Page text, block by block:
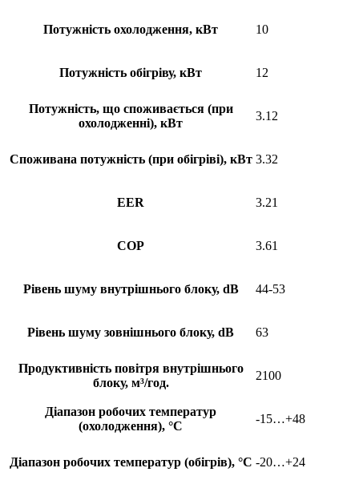
Потужність охолодження, кВт 10
Потужність обігріву, кВт 12
Потужність, що споживається (при
охолодженні), кВт
3.12
Споживана потужність (при обігріві), кВт 3.32
EER 3.21
COP 3.61
Рівень шуму внутрішнього блоку, dB 44-53
Рівень шуму зовнішнього блоку, dB 63
Продуктивність повітря внутрішнього
блоку, м³/год.
2100
Діапазон робочих температур
(охолодження), °С
-15…+48
Діапазон робочих температур (обігрів), °С -20…+24